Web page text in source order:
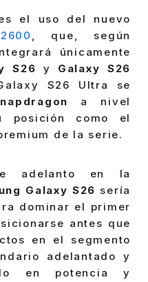
el uso del nuevo
, que, según
únicamente
S26 y Galaxy S26
S26 Ultra se
a nivel
posición como el
de la serie.
adelanto en la
Galaxy S26 sería
dominar el primer
antes que
en el segmento
adelantado y
en potencia y